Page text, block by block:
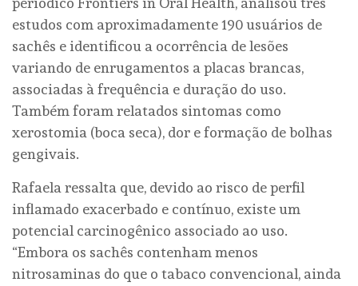
estudos com aproximadamente 190 usuários de
sachês e identificou a ocorrência de lesões
variando de enrugamentos a placas brancas,
associadas à frequência e duração do uso.
Também foram relatados sintomas como
xerostomia (boca seca), dor e formação de bolhas
gengivais.
Rafaela ressalta que, devido ao risco de perfil
inflamado exacerbado e contínuo, existe um
potencial carcinogênico associado ao uso.
“Embora os sachês contenham menos
nitrosaminas do que o tabaco convencional, ainda